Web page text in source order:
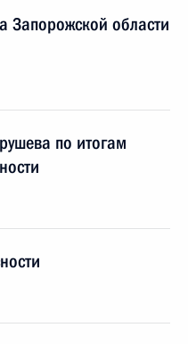
Запорожской области
по итогам